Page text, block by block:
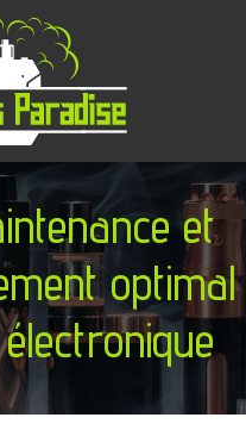
et